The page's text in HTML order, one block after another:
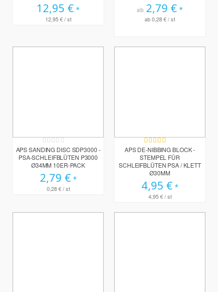
12,95 €
12,95 €/ st
ab 2,79 €
ab0,28 €/ st
Rating:
0%
APS SANDING DISC SDP3000 -
PSA-SCHLEIFBLÜTEN P3000
Ø34MM 10ER-PACK
2,79 €
0,28 €/ st
Bewertung:
95%
APS DE-NIBBING BLOCK -
STEMPEL FÜR
SCHLEIFBLÜTEN PSA / KLETT
Ø30MM
4,95 €
4,95 €/ st